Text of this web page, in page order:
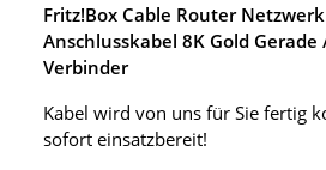
Fritz!Box Cable Router
Anschlusskabel 8K Gold Gerade
Verbinder
Kabel wird von uns für Sie fertig
sofort einsatzbereit!